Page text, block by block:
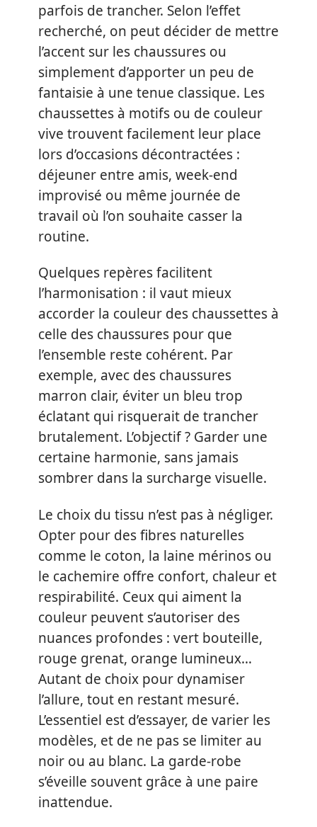
parfois de trancher. Selon l’effet
recherché, on peut décider de mettre
l’accent sur les chaussures ou
simplement d’apporter un peu de
fantaisie à une tenue classique. Les
chaussettes à motifs ou de couleur
vive trouvent facilement leur place
lors d’occasions décontractées :
déjeuner entre amis, week-end
improvisé ou même journée de
travail où l’on souhaite casser la
routine.
Quelques repères facilitent
l’harmonisation : il vaut mieux
accorder la couleur des chaussettes à
celle des chaussures pour que
l’ensemble reste cohérent. Par
exemple, avec des chaussures
marron clair, éviter un bleu trop
éclatant qui risquerait de trancher
brutalement. L’objectif ? Garder une
certaine harmonie, sans jamais
sombrer dans la surcharge visuelle.
Le choix du tissu n’est pas à négliger.
Opter pour des fibres naturelles
comme le coton, la laine mérinos ou
le cachemire offre confort, chaleur et
respirabilité. Ceux qui aiment la
couleur peuvent s’autoriser des
nuances profondes : vert bouteille,
rouge grenat, orange lumineux…
Autant de choix pour dynamiser
l’allure, tout en restant mesuré.
L’essentiel est d’essayer, de varier les
modèles, et de ne pas se limiter au
noir ou au blanc. La garde-robe
s’éveille souvent grâce à une paire
inattendue.